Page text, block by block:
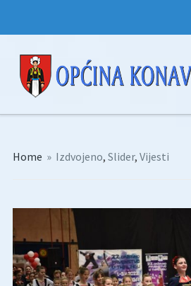
Home » Izdvojeno, Slider, Vijesti